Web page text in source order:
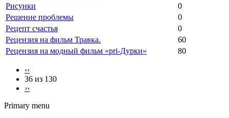
Рисунки
0
Решение проблемы
0
Рецепт счастья
0
Рецензия на фильм Травка.
60
Рецензия на модный фильм «pri-Дурки»
80
‹‹
36 из 130
››
Primary menu